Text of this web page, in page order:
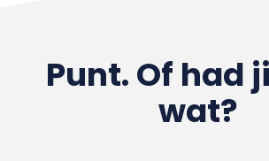
Punt. Of had
wat?